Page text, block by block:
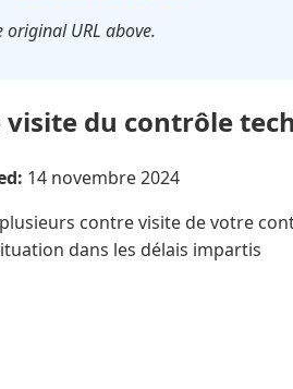
URL above.
du contrôle
14 novembre 2024
contre visite de votre
dans les délais impartis